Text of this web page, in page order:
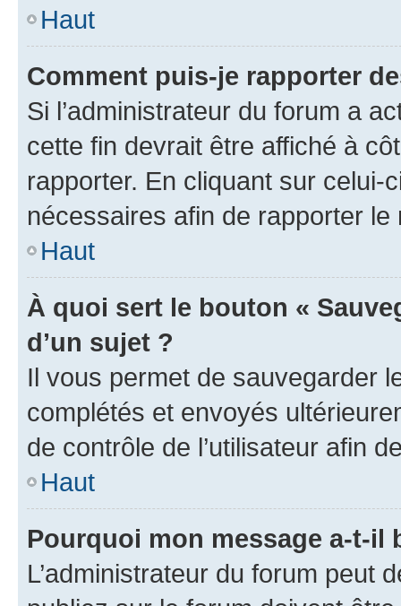
Haut
Comment puis-je rapporter
Si l’administrateur du forum a
cette fin devrait être affiché à
rapporter. En cliquant sur
nécessaires afin de rapporter le
Haut
À quoi sert le bouton «
d’un sujet ?
Il vous permet de sauvegarder
complétés et envoyés
de contrôle de l’utilisateur afin
Haut
Pourquoi mon message a-t-il
L’administrateur du forum peut